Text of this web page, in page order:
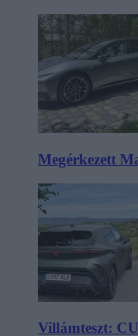
Megérkezett
Villámteszt: